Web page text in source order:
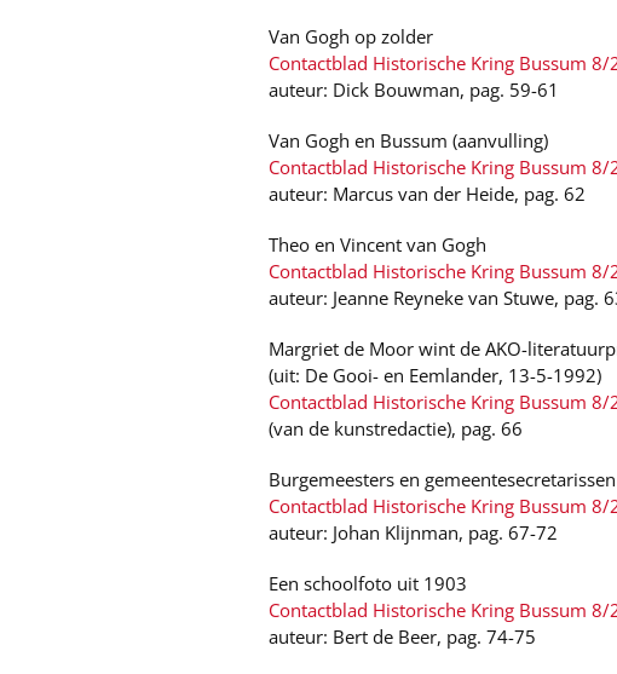
Van Gogh op zolder
Contactblad Historische Kring Bussum 8/
auteur: Dick Bouwman, pag. 59-61
Van Gogh en Bussum (aanvulling)
Contactblad Historische Kring Bussum 8/
auteur: Marcus van der Heide, pag. 62
Theo en Vincent van Gogh
Contactblad Historische Kring Bussum 8/
auteur: Jeanne Reyneke van Stuwe, pag.
Margriet de Moor wint de AKO-
(uit: De Gooi- en Eemlander, 13-5-1992)
Contactblad Historische Kring Bussum 8/
(van de kunstredactie), pag. 66
Burgemeesters en
Contactblad Historische Kring Bussum 8/
auteur: Johan Klijnman, pag. 67-72
Een schoolfoto uit 1903
Contactblad Historische Kring Bussum 8/
auteur: Bert de Beer, pag. 74-75